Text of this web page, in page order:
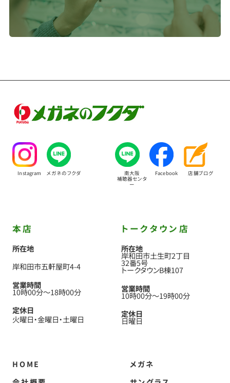
Instagram メガネのフクダ 南大阪
補聴器センタ
ー
Facebook 店舗ブログ
本店
所在地
岸和田市五軒屋町4-4
営業時間
10時00分〜18時00分
定休日
火曜日 金曜日 土曜日
トークタウン店
所在地
岸和田市土生町2丁目
32番5号
トークタウンB棟107
営業時間
10時00分〜19時00分
定休日
日曜日
HOME
メガネ